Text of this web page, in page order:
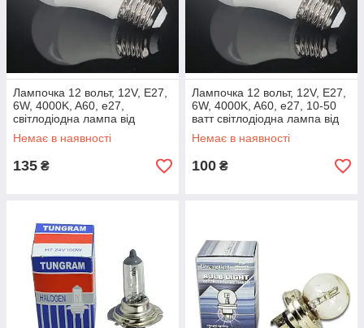
Лампочка 12 вольт, 12V, E27,
6W, 4000K, A60, е27,
світлодіодна лампа від
автомобільного акумулятора
Немає в наявності
135 ₴
Лампочка 12 вольт, 12V, E27,
6W, 4000K, A60, е27, 10-50
ватт світлодіодна лампа від
автомобільного акумулятора
Немає в наявності
100 ₴